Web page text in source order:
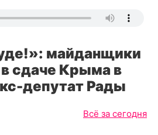
майданщики
сдаче Крыма в
депутат Рады
Всё за сегодня